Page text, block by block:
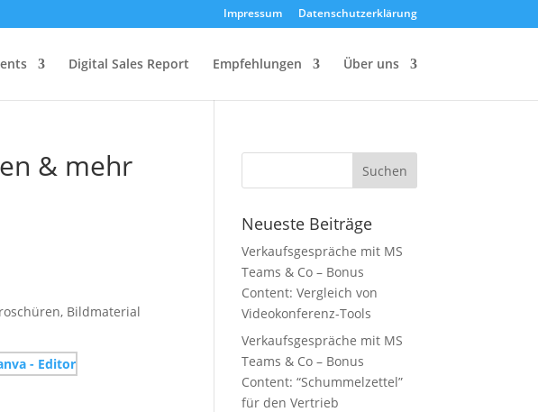
Impressum Datenschutzerklärung
Digital Sales Report Empfehlungen Über uns
& mehr
Bildmaterial
Neueste Beiträge
Verkaufsgespräche mit MS
Teams & Co – Bonus
Content: Vergleich von
Videokonferenz-Tools
Verkaufsgespräche mit MS
Teams & Co – Bonus
Content: “Schummelzettel”
für den Vertrieb